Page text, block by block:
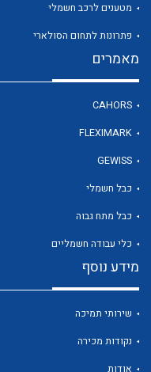
לכל מוצרי היצרן
מטענים לרכב חשמלי
פתרונות לתחום הסולארי
מאמרים
CAHORS
FLEXIMARK
GEWISS
כבל חשמלי
כבל מתח גבוה
כלי עבודה חשמליים
מידע נוסף
שירותי תמיכה
נקודות מכירה
אודות